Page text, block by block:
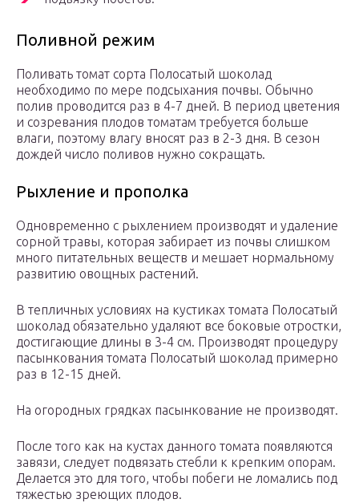
Поливной режим
Поливать томат сорта Полосатый шоколад
необходимо по мере подсыхания почвы. Обычно
полив проводится раз в 4-7 дней. В период цветения
и созревания плодов томатам требуется больше
влаги, поэтому влагу вносят раз в 2-3 дня. В сезон
дождей число поливов нужно сокращать.
Рыхление и прополка
Одновременно с рыхлением производят и удаление
сорной травы, которая забирает из почвы слишком
много питательных веществ и мешает нормальному
развитию овощных растений.
В тепличных условиях на кустиках томата Полосатый
шоколад обязательно удаляют все боковые отростки,
достигающие длины в 3-4 см. Производят процедуру
пасынкования томата Полосатый шоколад примерно
раз в 12-15 дней.
На огородных грядках пасынкование не производят.
После того как на кустах данного томата появляются
завязи, следует подвязать стебли к крепким опорам.
Делается это для того, чтобы побеги не ломались под
тяжестью зреющих плодов.